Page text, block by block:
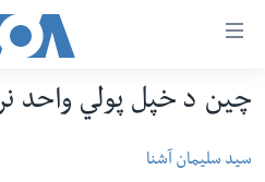
رسيکورپاڼه
افغانستان
چین د خپل پولي واحد
سید سلیمان آشنا